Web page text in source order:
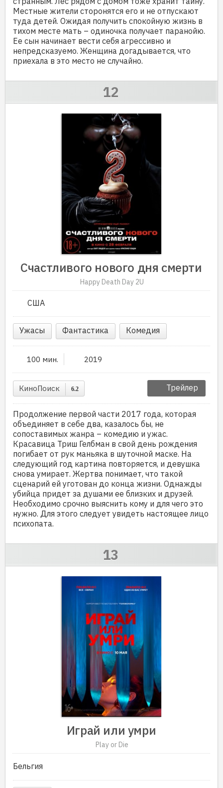
Местные жители сторонятся его и не отпускают
туда детей. Ожидая получить спокойную жизнь в
тихом месте мать – одиночка получает паранойю.
Ее сын начинает вести себя агрессивно и
непредсказуемо. Женщина догадывается, что
приехала в это место не случайно.
Счастливого нового дня смерти
Happy Death Day 2U
США
Ужасы Фантастика Комедия
100 мин. 2019
КиноПоиск 6.2 Трейлер
Продолжение первой части 2017 года, которая
объединяет в себе два, казалось бы, не
сопоставимых жанра – комедию и ужас.
Красавица Триш Гелбман в свой день рождения
погибает от рук маньяка в шуточной маске. На
следующий год картина повторяется, и девушка
снова умирает. Жертва понимает, что такой
сценарий ей уготован до конца жизни. Однажды
убийца придет за душами ее близких и друзей.
Необходимо срочно выяснить кому и для чего это
нужно. Для этого следует увидеть настоящее лицо
психопата.
Играй или умри
Play or Die
Бельгия